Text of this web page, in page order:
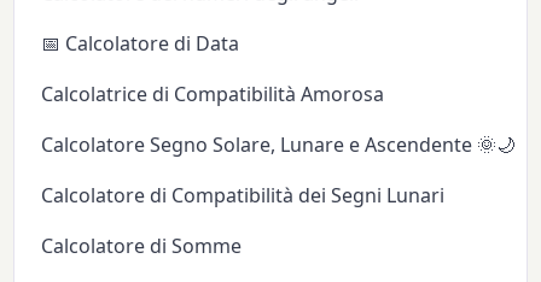
📅 Calcolatore di Data
Calcolatrice di Compatibilità Amorosa
Calcolatore Segno Solare, Lunare e Ascendente 🌞🌙✨
Calcolatore di Compatibilità dei Segni Lunari
Calcolatore di Somme